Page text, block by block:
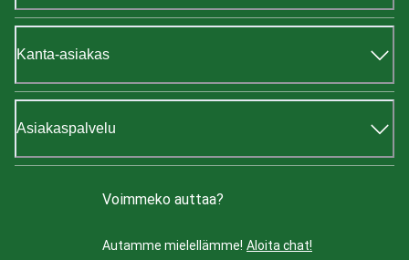
Kanta-asiakas
Asiakaspalvelu
Voimmeko auttaa?
Autamme mielellämme! Aloita chat!